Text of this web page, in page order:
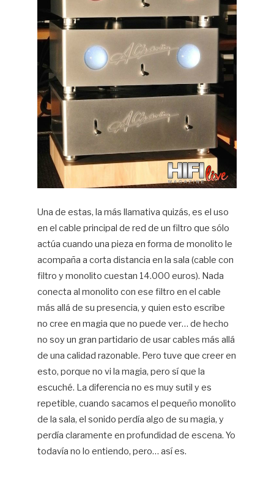
Una de estas, la más llamativa quizás, es el uso
en el cable principal de red de un filtro que sólo
actúa cuando una pieza en forma de monolito le
acompaña a corta distancia en la sala (cable con
filtro y monolito cuestan 14.000 euros). Nada
conecta al monolito con ese filtro en el cable
más allá de su presencia, y quien esto escribe
no cree en magia que no puede ver… de hecho
no soy un gran partidario de usar cables más allá
de una calidad razonable. Pero tuve que creer en
esto, porque no vi la magia, pero sí que la
escuché. La diferencia no es muy sutil y es
repetible, cuando sacamos el pequeño monolito
de la sala, el sonido perdía algo de su magia, y
perdía claramente en profundidad de escena. Yo
todavía no lo entiendo, pero… así es.